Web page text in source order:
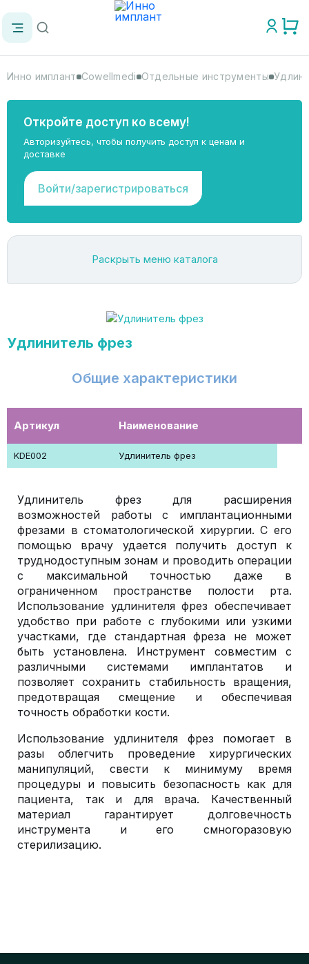
Инно имплант Cowellmedi Отдельные инструменты
Откройте доступ ко всему!
Авторизуйтесь, чтобы получить доступ к ценам и
доставке
Войти/зарегистрироваться
Раскрыть меню каталога
Удлинитель фрез
Общие характеристики
Артикул Наименование
KDE002 Удлинитель фрез
Удлинитель фрез для расширения
возможностей работы с имплантационными
фрезами в стоматологической хирургии. С его
помощью врачу удается получить доступ к
труднодоступным зонам и проводить операции
с максимальной точностью даже в
ограниченном пространстве полости рта.
Использование удлинителя фрез обеспечивает
удобство при работе с глубокими или узкими
участками, где стандартная фреза не может
быть установлена. Инструмент совместим с
различными системами имплантатов и
позволяет сохранить стабильность вращения,
предотвращая смещение и обеспечивая
точность обработки кости.
Использование удлинителя фрез помогает в
разы облегчить проведение хирургических
манипуляций, свести к минимуму время
процедуры и повысить безопасность как для
пациента, так и для врача. Качественный
материал гарантирует долговечность
инструмента и его смногоразовую
стерилизацию.